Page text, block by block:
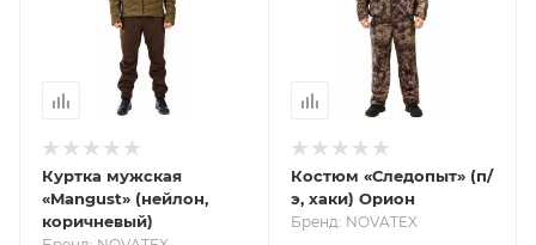
Куртка мужская
«Mangust» (нейлон,
коричневый)
Костюм «Следопыт» (п/
э, хаки) Орион
Бренд: NOVATEX